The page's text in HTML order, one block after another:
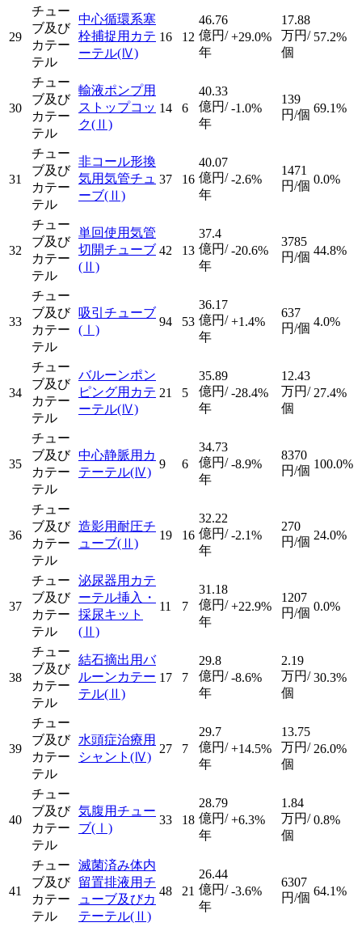
29
チュー
ブ及び
カテー
テル
中心循環系塞
栓捕捉用カテ
ーテル(Ⅳ)
16 12
46.76
億円/
年
+29.0%
17.88
万円/
個
57.2%
30
チュー
ブ及び
カテー
テル
輸液ポンプ用
ストップコッ
ク(Ⅱ)
14 6
40.33
億円/
年
-1.0%
139
円/個 69.1%
31
チュー
ブ及び
カテー
テル
非コール形換
気用気管チュ
ーブ(Ⅱ)
37 16
40.07
億円/
年
-2.6%
1471
円/個 0.0%
32
チュー
ブ及び
カテー
テル
単回使用気管
切開チューブ
(Ⅱ)
42 13
37.4
億円/
年
-20.6%
3785
円/個 44.8%
33
チュー
ブ及び
カテー
テル
吸引チューブ
(Ⅰ)
94 53
36.17
億円/
年
+1.4%
637
円/個 4.0%
34
チュー
ブ及び
カテー
テル
バルーンポン
ピング用カテ
ーテル(Ⅳ)
21 5
35.89
億円/
年
-28.4%
12.43
万円/
個
27.4%
35
チュー
ブ及び
カテー
テル
中心静脈用カ
テーテル(Ⅳ)
9 6
34.73
億円/
年
-8.9%
8370
円/個 100.0%
36
チュー
ブ及び
カテー
テル
造影用耐圧チ
ューブ(Ⅱ)
19 16
32.22
億円/
年
-2.1%
270
円/個 24.0%
37
チュー
ブ及び
カテー
テル
泌尿器用カテ
ーテル挿入・
採尿キット
(Ⅱ)
11 7
31.18
億円/
年
+22.9%
1207
円/個 0.0%
38
チュー
ブ及び
カテー
テル
結石摘出用バ
ルーンカテー
テル(Ⅱ)
17 7
29.8
億円/
年
-8.6%
2.19
万円/
個
30.3%
39
チュー
ブ及び
カテー
テル
水頭症治療用
シャント (Ⅳ)
27 7
29.7
億円/
年
+14.5%
13.75
万円/
個
26.0%
40
チュー
ブ及び
カテー
テル
気腹用チュー
ブ(Ⅰ)
33 18
28.79
億円/
年
+6.3%
1.84
万円/
個
0.8%
41
チュー
ブ及び
カテー
テル
滅菌済み体内
留置排液用チ
ューブ及びカ
テーテル(Ⅱ)
48 21
26.44
億円/
年
-3.6%
6307
円/個 64.1%